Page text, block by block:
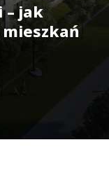
– jak
mieszkań